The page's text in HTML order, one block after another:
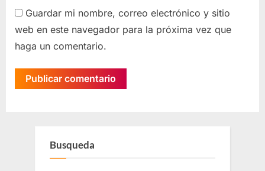
Guardar mi nombre, correo electrónico y sitio
web en este navegador para la próxima vez que
haga un comentario.
Busqueda